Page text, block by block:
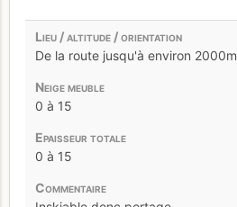
De la route jusqu'à environ 2000m
0 à 15
0 à 15